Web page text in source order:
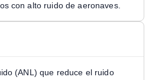
con alto ruido de aeronaves.
(ANL) que reduce el ruido